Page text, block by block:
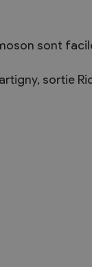
sont
sortie